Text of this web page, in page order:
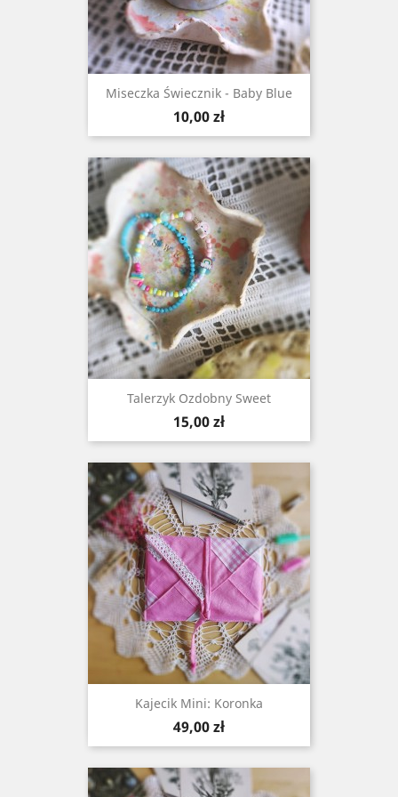
Miseczka Świecznik - Baby Blue
Cena
10,00 zł
Talerzyk Ozdobny Sweet
Cena
15,00 zł
Kajecik Mini: Koronka
Cena
49,00 zł